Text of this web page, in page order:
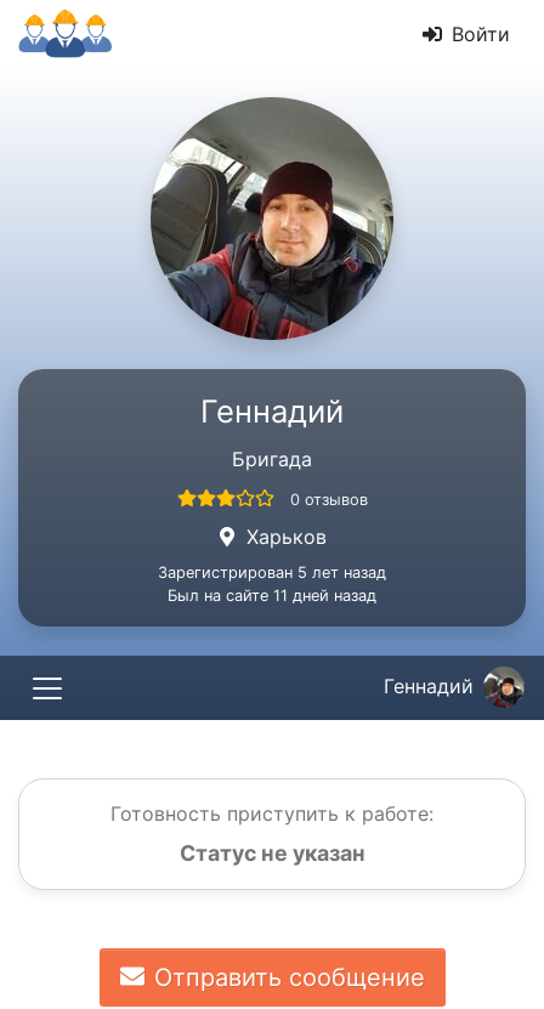
Войти
Геннадий
Бригада
0 отзывов
Харьков
Зарегистрирован 5 лет назад
Был на сайте 11 дней назад
Геннадий
Готовность приступить к работе:
Статус не указан
Отправить сообщение